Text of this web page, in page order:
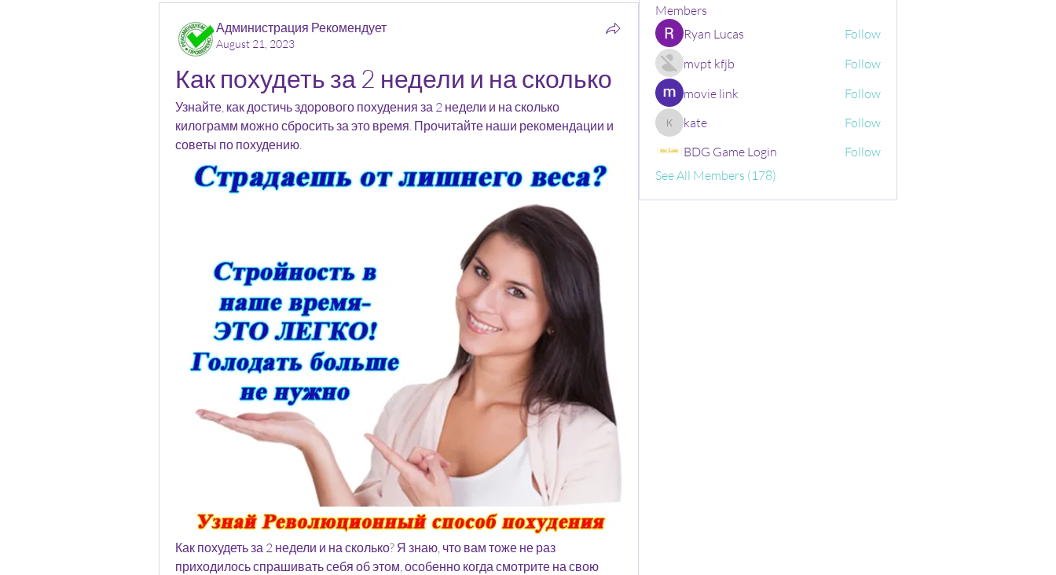
Администрация Рекомендует
August 21, 2023
Как похудеть за 2 недели и на сколько
Узнайте, как достичь здорового похудения за 2 недели и на сколько
килограмм можно сбросить за это время. Прочитайте наши рекомендации и
советы по похудению.
Как похудеть за 2 недели и на сколько? Я знаю, что вам тоже не раз
приходилось спрашивать себя об этом, особенно когда смотрите на свою
Members
Ryan Lucas
Follow
mvpt kfjb
Follow
movie link
Follow
katekate
Follow
BDG Game Login
Follow
See All Members (178)